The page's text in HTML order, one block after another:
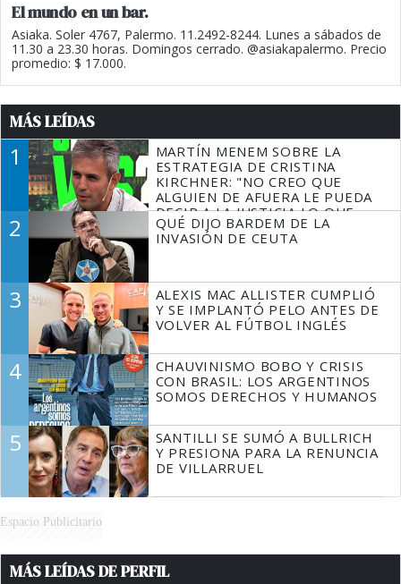
El mundo en un bar.
Asiaka. Soler 4767, Palermo. 11.2492-8244. Lunes a sábados de
11.30 a 23.30 horas. Domingos cerrado. @asiakapalermo. Precio
promedio: $ 17.000.
MÁS LEÍDAS
1
MARTÍN MENEM SOBRE LA
ESTRATEGIA DE CRISTINA
KIRCHNER: "NO CREO QUE
ALGUIEN DE AFUERA LE PUEDA
DECIR A LA JUSTICIA LO QUE
TIENE QUE HACER"
2
QUÉ DIJO BARDEM DE LA
INVASIÓN DE CEUTA
3
ALEXIS MAC ALLISTER CUMPLIÓ
Y SE IMPLANTÓ PELO ANTES DE
VOLVER AL FÚTBOL INGLÉS
4
CHAUVINISMO BOBO Y CRISIS
CON BRASIL: LOS ARGENTINOS
SOMOS DERECHOS Y HUMANOS
5
SANTILLI SE SUMÓ A BULLRICH
Y PRESIONA PARA LA RENUNCIA
DE VILLARRUEL
Espacio Publicitario
MÁS LEÍDAS DE PERFIL